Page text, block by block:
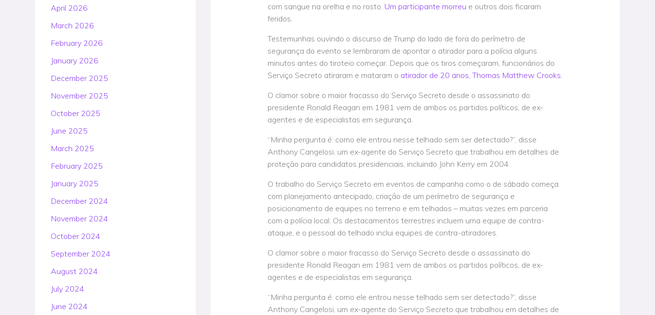
April 2026
March 2026
February 2026
January 2026
December 2025
November 2025
October 2025
June 2025
March 2025
February 2025
January 2025
December 2024
November 2024
October 2024
September 2024
August 2024
July 2024
June 2024
com sangue na orelha e no rosto. Um participante morreu e outros dois ficaram
feridos.
Testemunhas ouvindo o discurso de Trump do lado de fora do perímetro de
segurança do evento se lembraram de apontar o atirador para a polícia alguns
minutos antes do tiroteio começar. Depois que os tiros começaram, funcionários do
Serviço Secreto atiraram e mataram o atirador de 20 anos, Thomas Matthew Crooks.
O clamor sobre o maior fracasso do Serviço Secreto desde o assassinato do
presidente Ronald Reagan em 1981 vem de ambos os partidos políticos, de ex-
agentes e de especialistas em segurança.
“Minha pergunta é: como ele entrou nesse telhado sem ser detectado?”, disse
Anthony Cangelosi, um ex-agente do Serviço Secreto que trabalhou em detalhes de
proteção para candidatos presidenciais, incluindo John Kerry em 2004.
O trabalho do Serviço Secreto em eventos de campanha como o de sábado começa
com planejamento antecipado, criação de um perímetro de segurança e
posicionamento de equipes no terreno e em telhados – muitas vezes em parceria
com a polícia local. Os destacamentos terrestres incluem uma equipe de contra-
ataque, e o pessoal do telhado inclui equipes de contra-atiradores.
O clamor sobre o maior fracasso do Serviço Secreto desde o assassinato do
presidente Ronald Reagan em 1981 vem de ambos os partidos políticos, de ex-
agentes e de especialistas em segurança.
“Minha pergunta é: como ele entrou nesse telhado sem ser detectado?”, disse
Anthony Cangelosi, um ex-agente do Serviço Secreto que trabalhou em detalhes de